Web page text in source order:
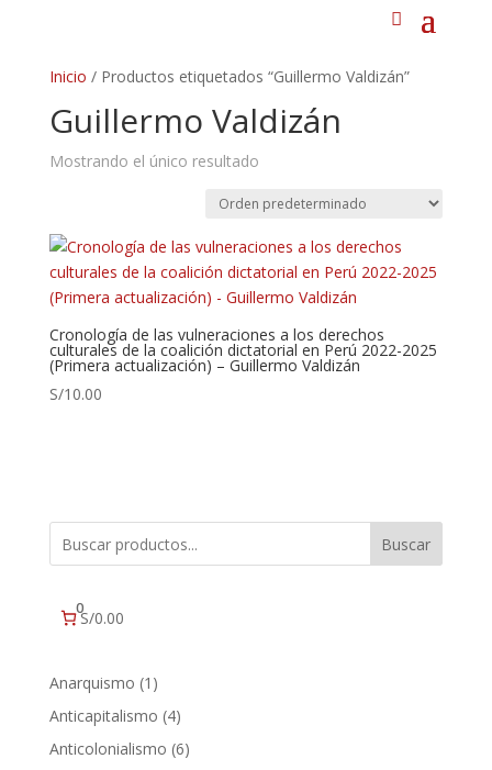
Inicio / Productos etiquetados “Guillermo Valdizán”
Guillermo Valdizán
Mostrando el único resultado
Cronología de las vulneraciones a los derechos
culturales de la coalición dictatorial en Perú 2022-2025
(Primera actualización) – Guillermo Valdizán
S/10.00
Buscar
0S/0.00
Anarquismo 1 1
producto
Anticapitalismo 44
productos
Anticolonialismo 66